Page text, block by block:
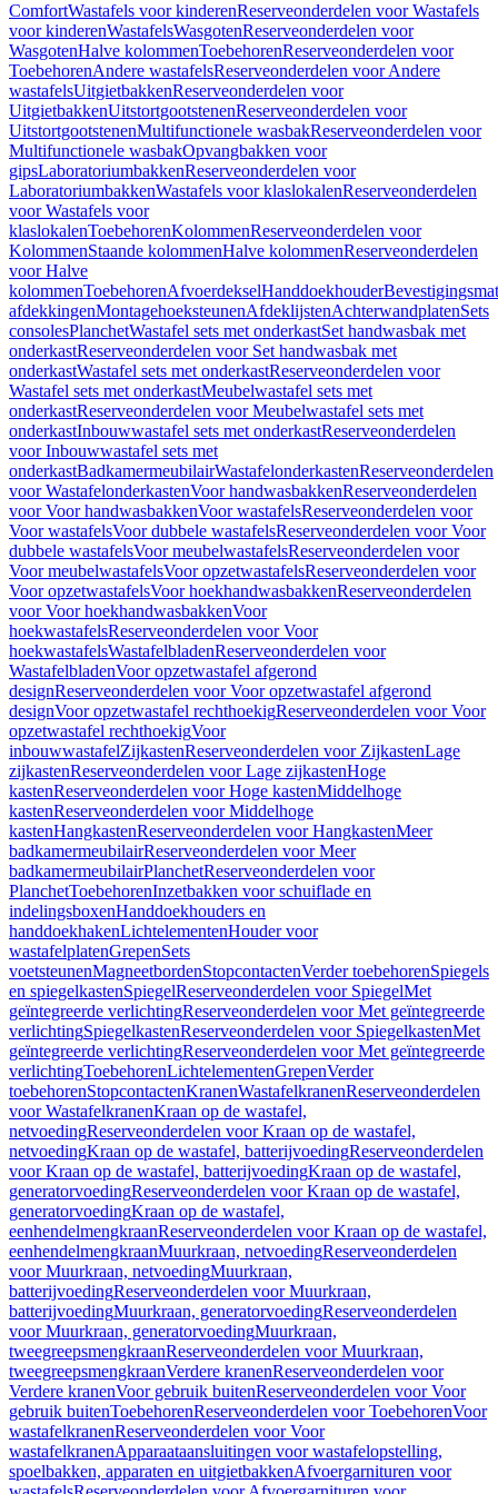
ComfortWastafels voor kinderenReserveonderdelen voor Wastafels
voor kinderenWastafelsWasgotenReserveonderdelen voor
WasgotenHalve kolommenToebehorenReserveonderdelen voor
ToebehorenAndere wastafelsReserveonderdelen voor Andere
wastafelsUitgietbakkenReserveonderdelen voor
UitgietbakkenUitstortgootstenenReserveonderdelen voor
UitstortgootstenenMultifunctionele wasbakReserveonderdelen voor
Multifunctionele wasbakOpvangbakken voor
gipsLaboratoriumbakkenReserveonderdelen voor
LaboratoriumbakkenWastafels voor klaslokalenReserveonderdelen
voor Wastafels voor
klaslokalenToebehorenKolommenReserveonderdelen voor
KolommenStaande kolommenHalve kolommenReserveonderdelen
voor Halve
kolommenToebehorenAfvoerdekselHanddoekhouder
afdekkingenMontagehoeksteunenAfdeklijstenAchterwandplatenSets
consolesPlanchetWastafel sets met onderkastSet handwasbak met
onderkastReserveonderdelen voor Set handwasbak met
onderkastWastafel sets met onderkastReserveonderdelen voor
Wastafel sets met onderkastMeubelwastafel sets met
onderkastReserveonderdelen voor Meubelwastafel sets met
onderkastInbouwwastafel sets met onderkastReserveonderdelen
voor Inbouwwastafel sets met
onderkastBadkamermeubilairWastafelonderkastenReserveonderdelen
voor WastafelonderkastenVoor handwasbakkenReserveonderdelen
voor Voor handwasbakkenVoor wastafelsReserveonderdelen voor
Voor wastafelsVoor dubbele wastafelsReserveonderdelen voor Voor
dubbele wastafelsVoor meubelwastafelsReserveonderdelen voor
Voor meubelwastafelsVoor opzetwastafelsReserveonderdelen voor
Voor opzetwastafelsVoor hoekhandwasbakkenReserveonderdelen
voor Voor hoekhandwasbakkenVoor
hoekwastafelsReserveonderdelen voor Voor
hoekwastafelsWastafelbladenReserveonderdelen voor
WastafelbladenVoor opzetwastafel afgerond
designReserveonderdelen voor Voor opzetwastafel afgerond
designVoor opzetwastafel rechthoekigReserveonderdelen voor Voor
opzetwastafel rechthoekigVoor
inbouwwastafelZijkastenReserveonderdelen voor ZijkastenLage
zijkastenReserveonderdelen voor Lage zijkastenHoge
kastenReserveonderdelen voor Hoge kastenMiddelhoge
kastenReserveonderdelen voor Middelhoge
kastenHangkastenReserveonderdelen voor HangkastenMeer
badkamermeubilairReserveonderdelen voor Meer
badkamermeubilairPlanchetReserveonderdelen voor
PlanchetToebehorenInzetbakken voor schuiflade en
indelingsboxenHanddoekhouders en
handdoekhakenLichtelementenHouder voor
wastafelplatenGrepenSets
voetsteunenMagneetbordenStopcontactenVerder toebehorenSpiegels
en spiegelkastenSpiegelReserveonderdelen voor SpiegelMet
geïntegreerde verlichtingReserveonderdelen voor Met geïntegreerde
verlichtingSpiegelkastenReserveonderdelen voor SpiegelkastenMet
geïntegreerde verlichtingReserveonderdelen voor Met geïntegreerde
verlichtingToebehorenLichtelementenGrepenVerder
toebehorenStopcontactenKranenWastafelkranenReserveonderdelen
voor WastafelkranenKraan op de wastafel,
netvoedingReserveonderdelen voor Kraan op de wastafel,
netvoedingKraan op de wastafel, batterijvoedingReserveonderdelen
voor Kraan op de wastafel, batterijvoedingKraan op de wastafel,
generatorvoedingReserveonderdelen voor Kraan op de wastafel,
generatorvoedingKraan op de wastafel,
eenhendelmengkraanReserveonderdelen voor Kraan op de wastafel,
eenhendelmengkraanMuurkraan, netvoedingReserveonderdelen
voor Muurkraan, netvoedingMuurkraan,
batterijvoedingReserveonderdelen voor Muurkraan,
batterijvoedingMuurkraan, generatorvoedingReserveonderdelen
voor Muurkraan, generatorvoedingMuurkraan,
tweegreepsmengkraanReserveonderdelen voor Muurkraan,
tweegreepsmengkraanVerdere kranenReserveonderdelen voor
Verdere kranenVoor gebruik buitenReserveonderdelen voor Voor
gebruik buitenToebehorenReserveonderdelen voor ToebehorenVoor
wastafelkranenReserveonderdelen voor Voor
wastafelkranenApparaataansluitingen voor wastafelopstelling,
spoelbakken, apparaten en uitgietbakkenAfvoergarnituren voor